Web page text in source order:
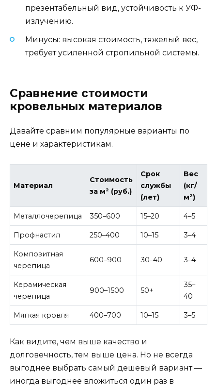
презентабельный вид, устойчивость к УФ-
излучению.
Минусы: высокая стоимость, тяжелый вес,
требует усиленной стропильной системы.
Сравнение стоимости
кровельных материалов
Давайте сравним популярные варианты по
цене и характеристикам.
Материал
Стоимость
за м² (руб.)
Срок
службы
(лет)
Вес
(кг/
м²)
Металлочерепица 350–600 15–20 4–5
Профнастил 250–400 10–15 3–4
Композитная
черепица
600–900 30–40 3–4
Керамическая
черепица
900–1500 50+
35–
40
Мягкая кровля 400–700 10–15 3–5
Как видите, чем выше качество и
долговечность, тем выше цена. Но не всегда
выгоднее выбрать самый дешевый вариант —
иногда выгоднее вложиться один раз в